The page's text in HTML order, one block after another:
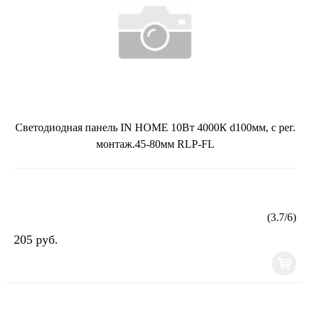
Светодиодная панель IN HOME 10Вт 4000К d100мм, с рег.
монтаж.45-80мм RLP-FL
(3.7/6)
205 руб.